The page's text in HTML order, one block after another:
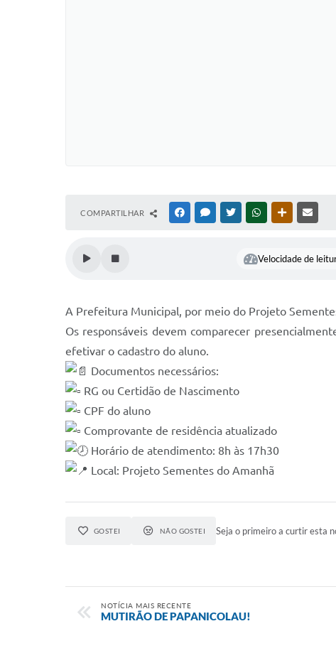
COMPARTILHAR FACEBOOKMESSENGER
TWITTERWHATSAPPOUTRAS
Velocidade de
A Prefeitura Municipal, por meio do Projeto
Os responsáveis devem comparecer
efetivar o cadastro do aluno.
Documentos necessários:
RG ou Certidão de Nascimento
CPF do aluno
Comprovante de residência atualizado
Horário de atendimento: 8h às 17h30
Local: Projeto Sementes do Amanhã
GOSTEI NÃO GOSTEI Seja o primeiro a curtir esta
NOTÍCIA MAIS RECENTE
MUTIRÃO DE PAPANICOLAU!